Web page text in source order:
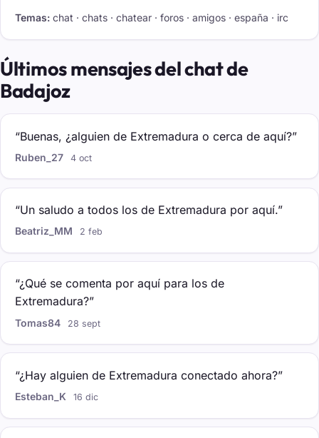
Temas: chat · chats · chatear · foros · amigos · españa · irc
Últimos mensajes del chat de
Badajoz
“Buenas, ¿alguien de Extremadura o cerca de aquí?”
Ruben_27 4 oct
“Un saludo a todos los de Extremadura por aquí.”
Beatriz_MM 2 feb
“¿Qué se comenta por aquí para los de
Extremadura?”
Tomas84 28 sept
“¿Hay alguien de Extremadura conectado ahora?”
Esteban_K 16 dic